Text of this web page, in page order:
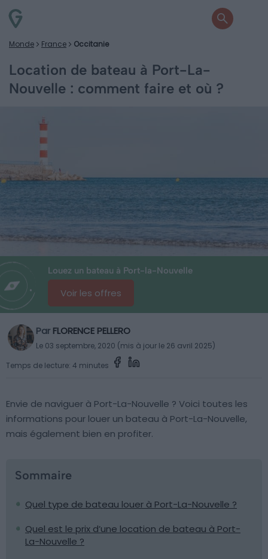
Monde France Occitanie
Location de bateau à Port-La-
Nouvelle : comment faire et où ?
Louez un bateau à Port-la-Nouvelle
Voir les offres
Par FLORENCE PELLERO
Le 03 septembre, 2020 (mis à jour le 26 avril 2025)
Temps de lecture: 4 minutes
Envie de naviguer à Port-La-Nouvelle ? Voici toutes les
informations pour louer un bateau à Port-La-Nouvelle,
mais également bien en profiter.
Sommaire
Quel type de bateau louer à Port-La-Nouvelle ?
Quel est le prix d’une location de bateau à Port-
La-Nouvelle ?